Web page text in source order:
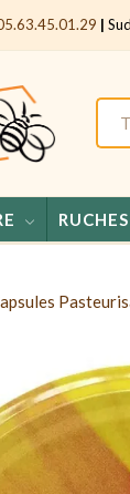
|
RUCHES